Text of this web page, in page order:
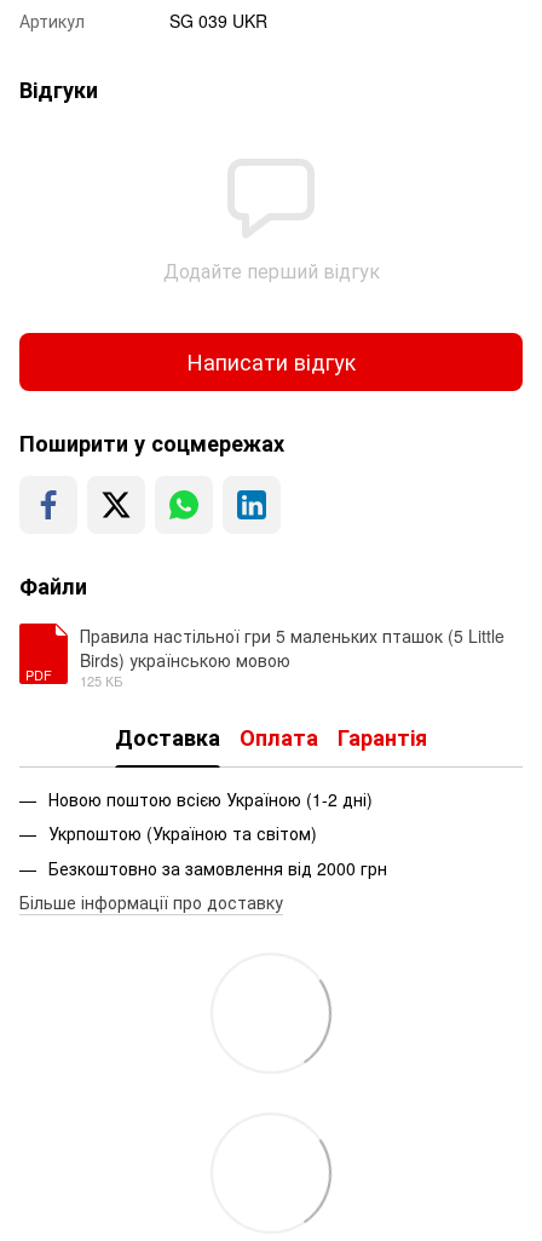
Артикул
SG 039 UKR
Відгуки
Додайте перший відгук
Написати відгук
Поширити у соцмережах
Файли
PDF
Правила настільної гри 5 маленьких пташок (5 Little
Birds) українською мовою
125 КБ
Доставка Оплата Гарантія
Новою поштою всією Україною (1-2 дні)
Укрпоштою (Україною та світом)
Безкоштовно за замовлення від 2000 грн
Більше інформації про доставку